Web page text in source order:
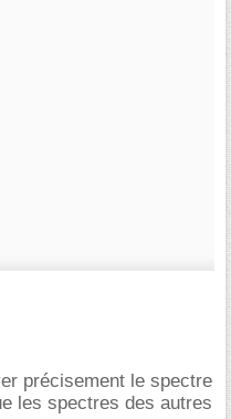
précisement le spectre
les spectres des autres